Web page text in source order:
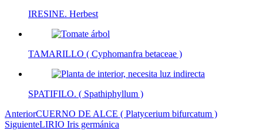
IRESINE. Herbest
TAMARILLO ( Cyphomanfra betaceae )
SPATIFILO. ( Spathiphyllum )
Post
navigation
AnteriorCUERNO DE ALCE ( Platycerium bifurcatum )
SiguienteLIRIO Iris germánica